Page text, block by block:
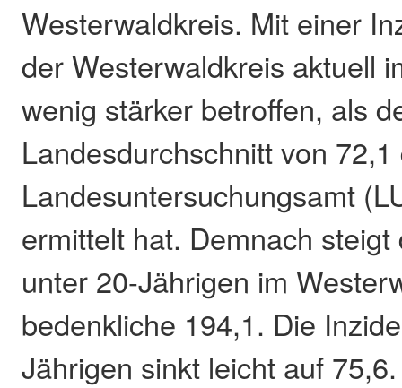
Westerwaldkreis. Mit einer
der Westerwaldkreis aktuell
wenig stärker betroffen, als
Landesdurchschnitt von
Landesuntersuchungsamt
ermittelt hat. Demnach
unter 20-Jährigen im
bedenkliche 194,1. Die
Jährigen sinkt leicht auf 75,6.